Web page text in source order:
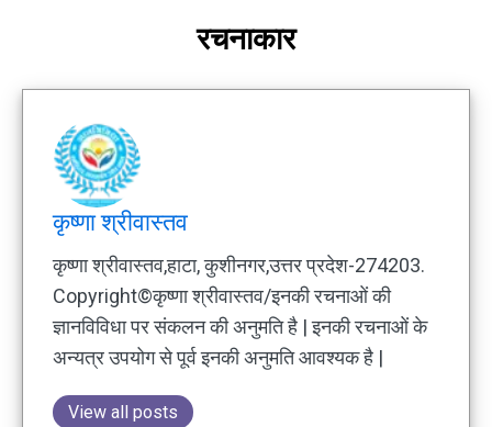
रचनाकार
कृष्णा श्रीवास्तव
कृष्णा श्रीवास्तव,हाटा, कुशीनगर,उत्तर प्रदेश-274203.
Copyright©कृष्णा श्रीवास्तव/इनकी रचनाओं की
ज्ञानविविधा पर संकलन की अनुमति है | इनकी रचनाओं के
अन्यत्र उपयोग से पूर्व इनकी अनुमति आवश्यक है |
View all posts